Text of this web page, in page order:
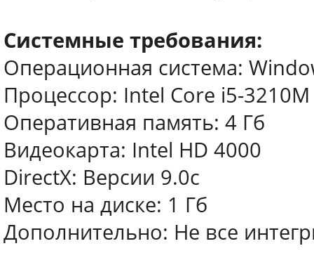
Системные требования:
Операционная система:
Процессор: Intel Core i5-3210M
Оперативная память: 4 Гб
Видеокарта: Intel HD 4000
DirectX: Версии 9.0c
Место на диске: 1 Гб
Дополнительно: Не все